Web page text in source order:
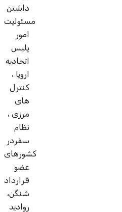
داشتن
مسئولیت
امور
پلیس
اتحادیه
اروپا ،
کنترل
های
مرزی ،
نظام
سفردر
کشورهای
عضو
قرارداد
شنگن،
روادید